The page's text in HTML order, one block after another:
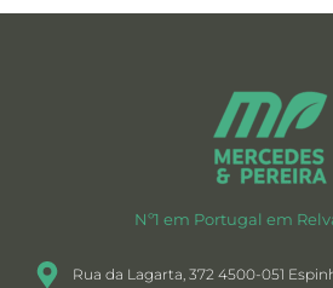
Nº1 em Portugal em
Rua da Lagarta, 372 4500-051